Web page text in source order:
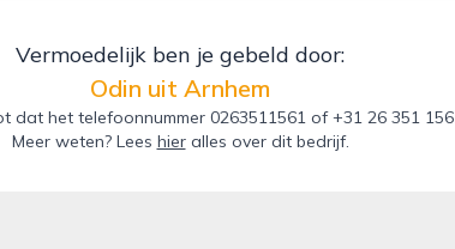
Vermoedelijk ben je gebeld door:
Odin uit Arnhem
het telefoonnummer 0263511561 of +31 26 351
Meer weten? Lees hieralles over dit bedrijf.